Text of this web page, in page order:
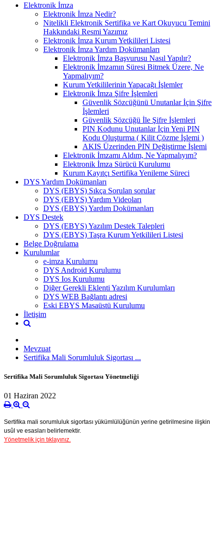
Elektronik İmza
Elektronik İmza Nedir?
Nitelikli Elektronik Sertifika ve Kart Okuyucu Temini
Hakkındaki Resmi Yazımız
Elektronik İmza Kurum Yetkilileri Listesi
Elektronik İmza Yardım Dokümanları
Elektronik İmza Başvurusu Nasıl Yapılır?
Elektronik İmzamın Süresi Bitmek Üzere, Ne
Yapmalıyım?
Kurum Yetkililerinin Yapacağı İşlemler
Elektronik İmza Şifre İşlemleri
Güvenlik Sözcüğünü Unutanlar İçin Şifre
İşlemleri
Güvenlik Sözcüğü İle Şifre İşlemleri
PIN Kodunu Unutanlar İçin Yeni PIN
Kodu Oluşturma ( Kilit Çözme İşlemi )
AKIS Üzerinden PIN Değiştirme İşlemi
Elektronik İmzamı Aldım, Ne Yapmalıyım?
Elektronik İmza Sürücü Kurulumu
Kurum Kayıtçı Sertifika Yenileme Süreci
DYS Yardım Dokümanları
DYS (EBYS) Sıkça Sorulan sorular
DYS (EBYS) Yardım Videoları
DYS (EBYS) Yardım Dokümanları
DYS Destek
DYS (EBYS) Yazılım Destek Talepleri
DYS (EBYS) Taşra Kurum Yetkilileri Listesi
Belge Doğrulama
Kurulumlar
e-imza Kurulumu
DYS Android Kurulumu
DYS Ios Kurulumu
Diğer Gerekli Eklenti Yazılım Kurulumları
DYS WEB Bağlantı adresi
Eski EBYS Masaüstü Kurulumu
İletişim
Mevzuat
Sertifika Mali Sorumluluk Sigortası ...
Sertifika Mali Sorumluluk Sigortası Yönetmeliği
01 Haziran 2022
Sertifika mali sorumluluk sigortası yükümlülüğünün yerine getirilmesine ilişkin
usûl ve esasları belirlemektir.
Yönetmelik için tıklayınız.